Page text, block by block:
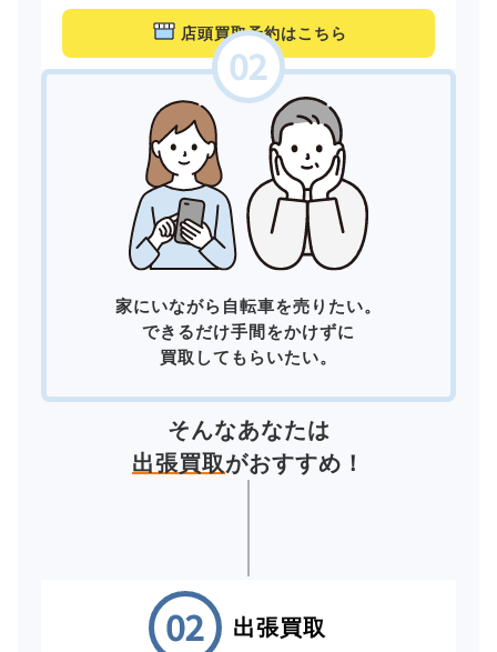
店頭買取予約はこちら
家にいながら自転車を売りたい。
できるだけ手間をかけずに
買取してもらいたい。
そんなあなたは
出張買取がおすすめ！
出張買取